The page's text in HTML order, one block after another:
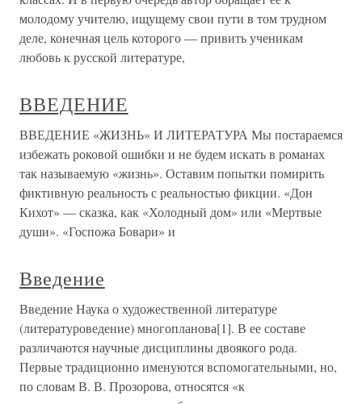
молодому учителю, ищущему свои пути в том трудном
деле, конечная цель которого — привить ученикам
любовь к русской литературе,
ВВЕДЕНИЕ
ВВЕДЕНИЕ «ЖИЗНЬ» И ЛИТЕРАТУРА Мы постараемся
избежать роковой ошибки и не будем искать в романах
так называемую «жизнь». Оставим попытки помирить
фиктивную реальность с реальностью фикции. «Дон
Кихот» — сказка, как «Холодный дом» или «Мертвые
души». «Госпожа Бовари» и
Введение
Введение Наука о художественной литературе
(литературоведение) многопланова[1]. В ее составе
различаются научные дисциплины двоякого рода.
Первые традиционно именуются вспомогательными, но,
по словам В. В. Прозорова, относятся «к